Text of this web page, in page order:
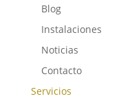
Blog
Instalaciones
Noticias
Contacto
Servicios